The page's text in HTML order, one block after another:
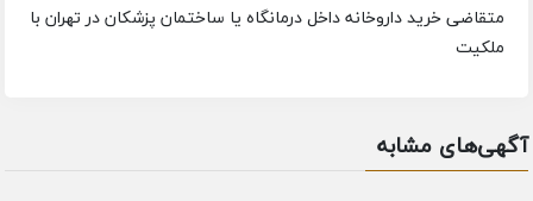
متقاضی خرید داروخانه داخل درمانگاه یا ساختمان پزشکان در تهران با
ملکیت
آگهی‌های مشابه